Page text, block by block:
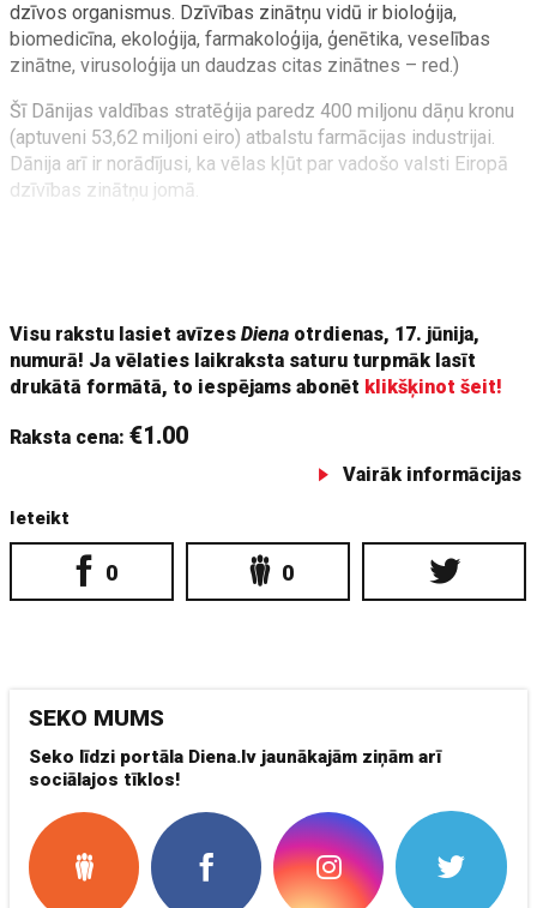
dzīvos organismus. Dzīvības zinātņu vidū ir bioloģija,
biomedicīna, ekoloģija, farmakoloģija, ģenētika, veselības
zinātne, virusoloģija un daudzas citas zinātnes – red.)
Šī Dānijas valdības stratēģija paredz 400 miljonu dāņu kronu
(aptuveni 53,62 miljoni eiro) atbalstu farmācijas industrijai.
Dānija arī ir norādījusi, ka vēlas kļūt par vadošo valsti Eiropā
dzīvības zinātņu jomā.
Visu rakstu lasiet avīzesDiena otrdienas, 17. jūnija,
numurā! Ja vēlaties laikraksta saturu turpmāk lasīt
drukātā formātā, to iespējams abonēt klikšķinot šeit!
Raksta cena:€1.00
Vairāk informācijas
Ieteikt
0 0
SEKO MUMS
Seko līdzi portāla Diena.lv jaunākajām ziņām arī
sociālajos tīklos!